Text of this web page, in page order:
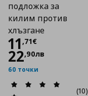
подложка за
килим против
хлъзгане
11 ,71€
Цена
22,90лв
60 точки
(10)